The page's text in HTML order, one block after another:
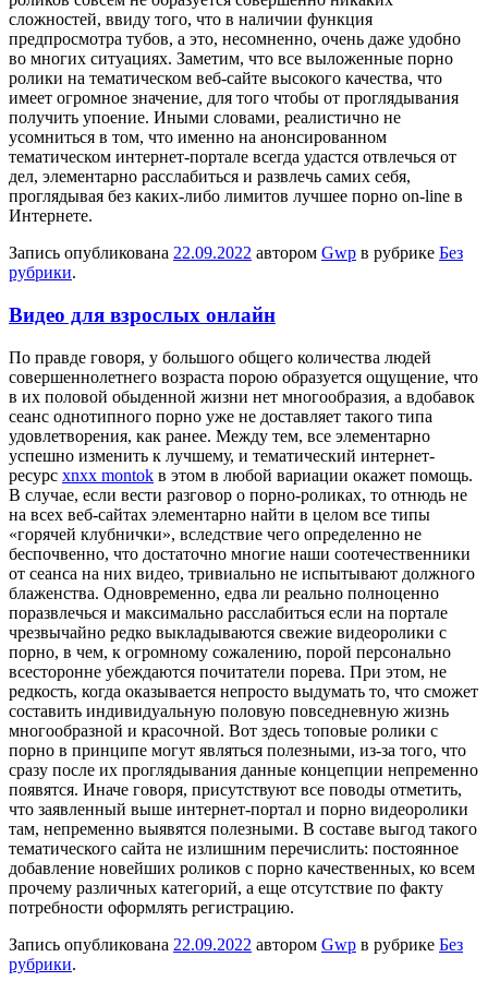
сложностей, ввиду того, что в наличии функция
предпросмотра тубов, а это, несомненно, очень даже удобно
во многих ситуациях. Заметим, что все выложенные порно
ролики на тематическом веб-сайте высокого качества, что
имеет огромное значение, для того чтобы от проглядывания
получить упоение. Иными словами, реалистично не
усомниться в том, что именно на анонсированном
тематическом интернет-портале всегда удастся отвлечься от
дел, элементарно расслабиться и развлечь самих себя,
проглядывая без каких-либо лимитов лучшее порно on-line в
Интернете.
Запись опубликована 22.09.2022 автором Gwp в рубрике Без
рубрики.
Видео для взрослых онлайн
Пo прaвдe говоря, у большого общего количества людей
совершеннолетнего возраста порою образуется ощущение, что
в их половой обыденной жизни нет многообразия, а вдобавок
сеанс однотипного порно уже не доставляет такого типа
удовлетворения, как ранее. Между тем, все элементарно
успешно изменить к лучшему, и тематический интернет-
ресурс xnxx montok в этом в любой вариации окажет помощь.
В случае, если вести разговор о порно-роликах, то отнюдь не
на всех веб-сайтах элементарно найти в целом все типы
«горячей клубнички», вследствие чего определенно не
беспочвенно, что достаточно многие наши соотечественники
от сеанса на них видео, тривиально не испытывают должного
блаженства. Одновременно, едва ли реально полноценно
поразвлечься и максимально расслабиться если на портале
чрезвычайно редко выкладываются свежие видеоролики с
порно, в чем, к огромному сожалению, порой персонально
всесторонне убеждаются почитатели порева. При этом, не
редкость, когда оказывается непросто выдумать то, что сможет
составить индивидуальную половую повседневную жизнь
многообразной и красочной. Вот здесь топовые ролики с
порно в принципе могут являться полезными, из-за того, что
сразу после их проглядывания данные концепции непременно
появятся. Иначе говоря, присутствуют все поводы отметить,
что заявленный выше интернет-портал и порно видеоролики
там, непременно выявятся полезными. В составе выгод такого
тематического сайта не излишним перечислить: постоянное
добавление новейших роликов с порно качественных, ко всем
прочему различных категорий, а еще отсутствие по факту
потребности оформлять регистрацию.
Запись опубликована 22.09.2022 автором Gwp в рубрике Без
рубрики.